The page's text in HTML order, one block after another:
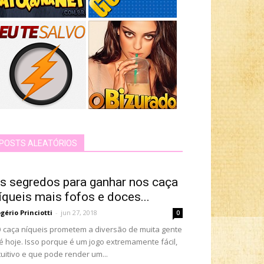
POSTS ALEATÓRIOS
segredos para ganhar nos caça
mais fofos e doces...
Princiotti - jun 27, 2018 0
caça níqueis prometem a diversão de muita gente
hoje. Isso porque é um jogo extremamente fácil,
e que pode render um...